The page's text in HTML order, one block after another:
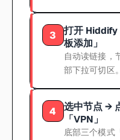
3
打开
板添加」
自动读链接，
部下拉可切区。
4
选中节点 →
「VPN」
底部三个模式